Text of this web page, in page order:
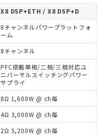
X8 DSP+ETH / X8 DSP+D
8チャンネルパワープラットフォ
ーム
8チャンネル
PFC搭載単相/二相/三相対応ユ
ニバーサルスイッチングパワー
サプライ
8Ω 1,600W @ ch毎
4Ω 3,000W @ ch毎
2Ω 5,200W @ ch毎